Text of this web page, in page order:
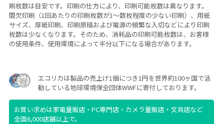
刷枚数は目安です。印刷の仕方により、印刷可能枚数は異なります。
間欠印刷（1回あたりの印刷枚数が1～数枚程度の少ない印刷）、用紙
サイズ、厚紙印刷、印刷原稿および電源の頻繁な入切などにより印刷
枚数は少なくなります。そのため、消耗品の印刷可能枚数は、お客様
の使用条件、使用環境によって半分以下になる場合があります。
エコリカは製品の売上げ1個につき1円を世界約100ヶ国で活
動している地球環境保全団体WWFに寄付しております。
お買い求めは家電量販店・PC専門店・カメラ量販店・文具店など
全国6,000店舗以上で。